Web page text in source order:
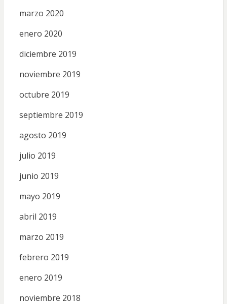
marzo 2020
enero 2020
diciembre 2019
noviembre 2019
octubre 2019
septiembre 2019
agosto 2019
julio 2019
junio 2019
mayo 2019
abril 2019
marzo 2019
febrero 2019
enero 2019
noviembre 2018